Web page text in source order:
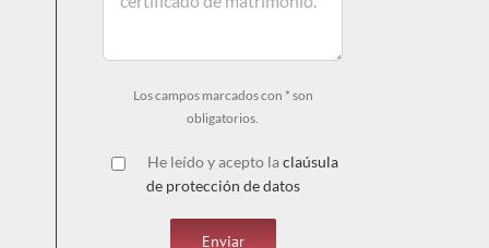
Los campos marcados con * son
obligatorios.
He leído y acepto laclaúsula
de protección de datos